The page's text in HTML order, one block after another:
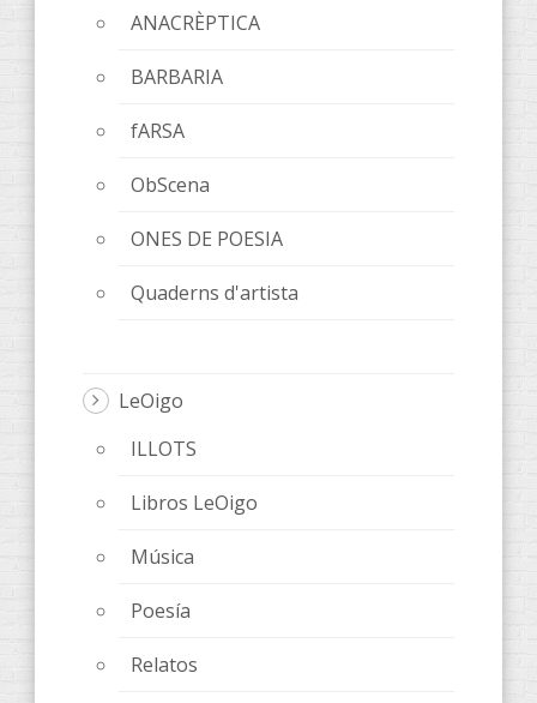
ANACRÈPTICA
BARBARIA
fARSA
ObScena
ONES DE POESIA
Quaderns d'artista
LeOigo
ILLOTS
Libros LeOigo
Música
Poesía
Relatos